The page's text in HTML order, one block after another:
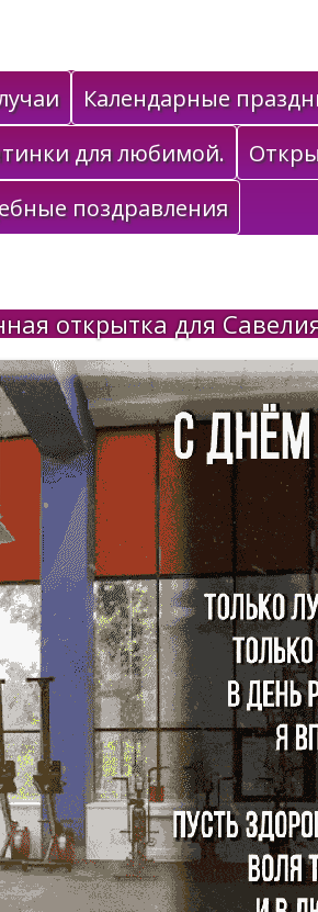
Календарные
для любимой.
поздравления
открытка для